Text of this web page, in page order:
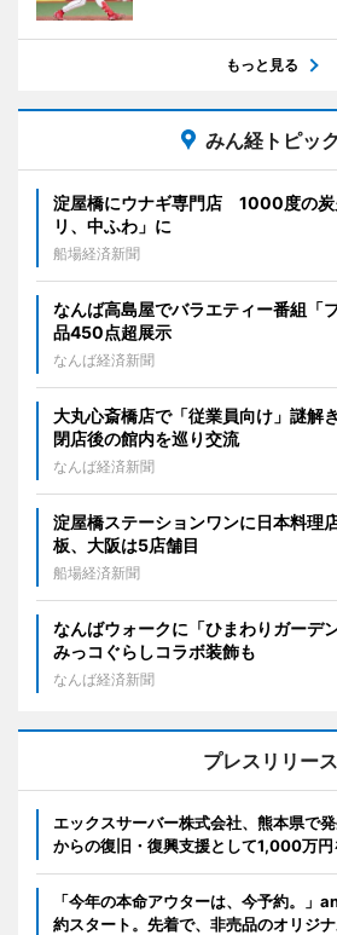
もっと見る
みん経トピッ
淀屋橋にウナギ専門店 1000度の炭
リ、中ふわ」に
船場経済新聞
なんば高島屋でバラエティー番組
品450点超展示
なんば経済新聞
大丸心斎橋店で「従業員向け」謎
閉店後の館内を巡り交流
なんば経済新聞
淀屋橋ステーションワンに日本料
板、大阪は5店舗目
船場経済新聞
なんばウォークに「ひまわりガー
みっコぐらしコラボ装飾も
なんば経済新聞
プレスリリース
エックスサーバー株式会社、熊本県で
からの復旧・復興支援として1,000万円
「今年の本命アウターは、今予約。
約スタート。先着で、非売品のオリジ